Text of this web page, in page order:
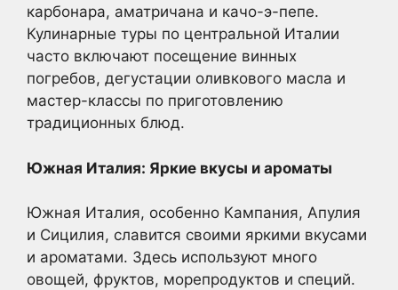
карбонара, аматричана и качо-э-пепе.
Кулинарные туры по центральной Италии
часто включают посещение винных
погребов, дегустации оливкового масла и
мастер-классы по приготовлению
традиционных блюд.
Южная Италия: Яркие вкусы и ароматы
Южная Италия, особенно Кампания, Апулия
и Сицилия, славится своими яркими вкусами
и ароматами. Здесь используют много
овощей, фруктов, морепродуктов и специй.